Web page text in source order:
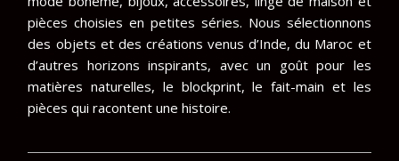
pièces choisies en petites séries. Nous sélectionnons
des objets et des créations venus d’Inde, du Maroc et
d’autres horizons inspirants, avec un goût pour les
matières naturelles, le blockprint, le fait-main et les
pièces qui racontent une histoire.